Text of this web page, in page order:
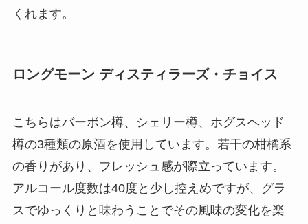
くれます。
ロングモーン ディスティラーズ・チョイス
こちらはバーボン樽、シェリー樽、ホグスヘッド
樽の3種類の原酒を使用しています。若干の柑橘系
の香りがあり、フレッシュ感が際立っています。
アルコール度数は40度と少し控えめですが、グラ
スでゆっくりと味わうことでその風味の変化を楽